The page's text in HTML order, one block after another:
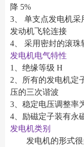
降 5%
3、 单支点发电机
发动机飞轮连接
4、 采用密封的滚
发电机电气特性
1、绝缘等级 H
2、所有的发电机定
压的三次谐波
3、稳定电压调整率
4、励磁定子装有永
发电机类别
发电机的形式很